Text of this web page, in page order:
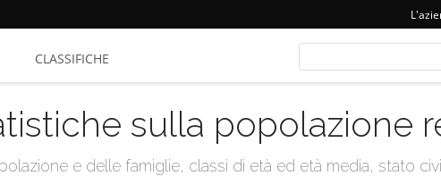
CLASSIFICHE
sulla popolazione
e delle famiglie, classi di età ed età media, stato